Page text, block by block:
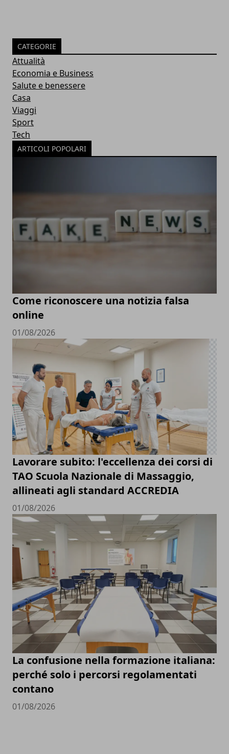
CATEGORIE
Attualità
Economia e Business
Salute e benessere
Casa
Viaggi
Sport
Tech
ARTICOLI POPOLARI
Come riconoscere una notizia falsa
online
01/08/2026
Lavorare subito: l'eccellenza dei corsi di
TAO Scuola Nazionale di Massaggio,
allineati agli standard ACCREDIA
01/08/2026
La confusione nella formazione italiana:
perché solo i percorsi regolamentati
contano
01/08/2026